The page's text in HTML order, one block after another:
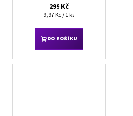
299 Kč
Měrná
9,97 Kč / 1 ks
DO KOŠÍKU